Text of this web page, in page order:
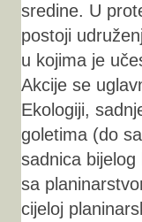
Archivio
Partecipa
sredine. U
postoji
u kojima je
Akcije se
Ekologiji,
goletima (do
sadnica
sa
cijeloj